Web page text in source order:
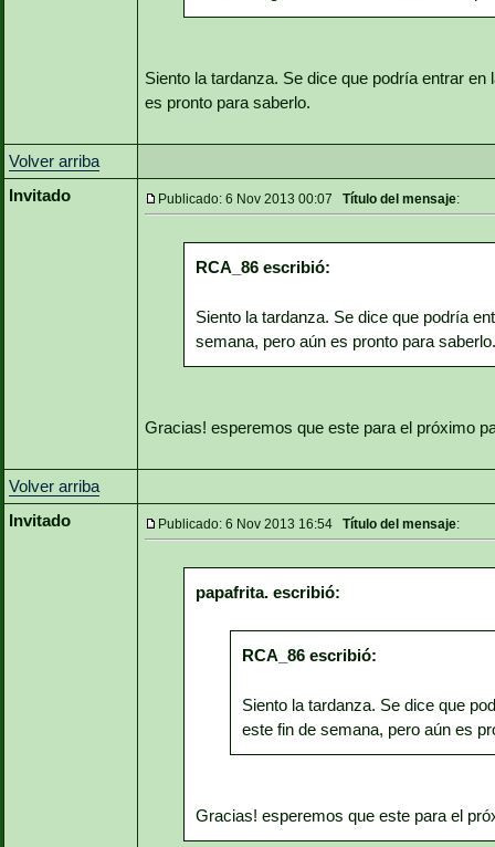
Siento la tardanza. Se dice que podría entrar
es pronto para saberlo.
Volver arriba
Invitado
Publicado: 6 Nov 2013 00:07 Título del mensaje:
RCA_86 escribió:
Siento la tardanza. Se dice que podría
semana, pero aún es pronto para
Gracias! esperemos que este para el próximo
Volver arriba
Invitado
Publicado: 6 Nov 2013 16:54 Título del mensaje:
papafrita. escribió:
RCA_86 escribió:
Siento la tardanza. Se dice que
este fin de semana, pero aún es
Gracias! esperemos que este para el